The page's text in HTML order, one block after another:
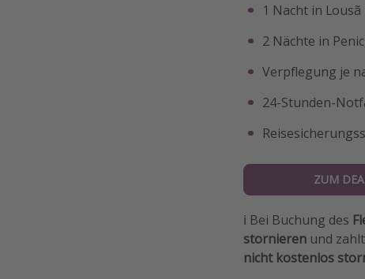
1 Nacht in
2 Nächte in
Verpflegung je
24-Stunden-
ZUM
ℹ️ Bei Buchung des
stornieren und
nicht kostenlos